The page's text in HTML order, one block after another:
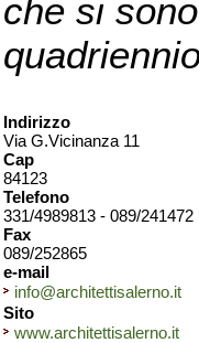
che si
Indirizzo
Via G.Vicinanza 11
Cap
84123
Telefono
331/4989813 - 089/241472
Fax
089/252865
e-mail
info@architettisalerno.it
Sito
www.architettisalerno.it